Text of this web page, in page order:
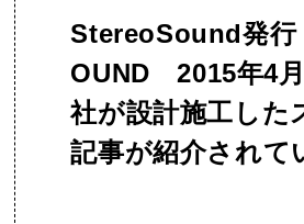
StereoSound発行
OUND 2015年4
社が設計施工した
記事が紹介されて